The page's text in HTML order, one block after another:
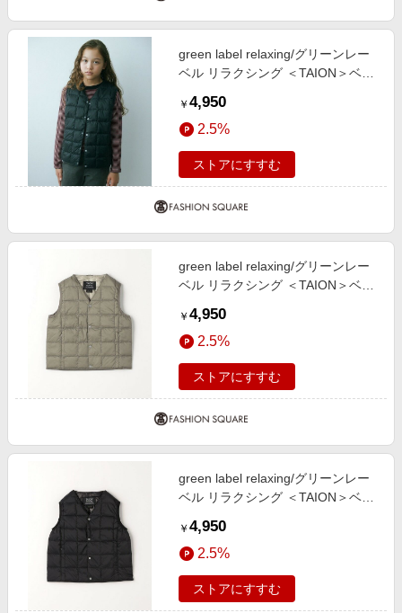
green label relaxing/グリーンレー
ベル リラクシング ＜TAION＞ベー
ウンベスト / キッズ 140cm-150cm
BLACK 150cm
￥ 4,950
2.5%
ストアにすすむ
green label relaxing/グリーンレー
ベル リラクシング ＜TAION＞ベー
ウンベスト / キッズ 110cm-130cm
BEIGE 130cm
￥ 4,950
2.5%
ストアにすすむ
green label relaxing/グリーンレー
ベル リラクシング ＜TAION＞ベー
ウンベスト / キッズ 110cm-130cm
BLACK 130cm
￥ 4,950
2.5%
ストアにすすむ